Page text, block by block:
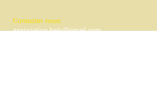
​​Contacter nous:
association.hely@gmail.com